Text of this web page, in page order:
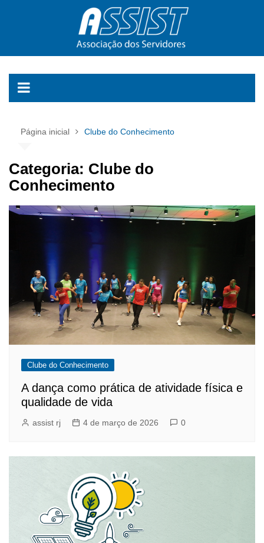
Página inicial Clube do Conhecimento
Categoria: Clube do
Conhecimento
Clube do Conhecimento
A dança como prática de atividade física e
qualidade de vida
assist rj 4 de março de 2026 0